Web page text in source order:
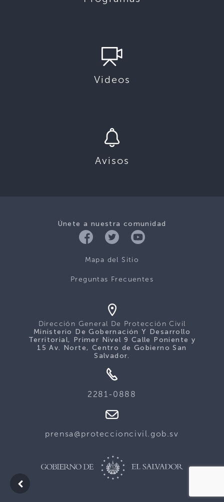
Videos
Avisos
Únete a nuestra comunidad
Mapa del Sitio
Preguntas Frecuentes
Dirección General De Protección Civil
Ministerio De Gobernación Y Desarrollo
Territorial, Primer Nivel 9 Calle Poniente y
15 Av. Norte, Centro de Gobierno San
Salvador.
2281-0888
prensa@proteccioncivil.gob.sv